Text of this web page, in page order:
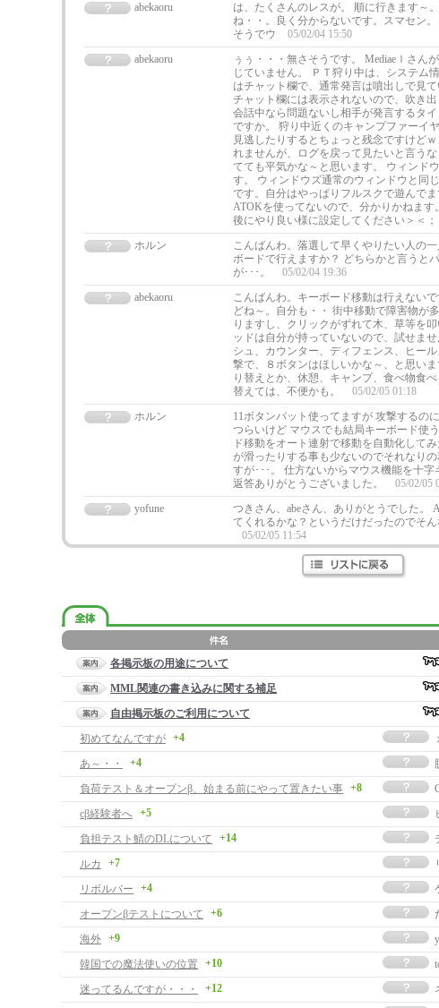
abekaoru
は、たくさんのレスが。 順に行きます～
ね・・。良く分からないです。スマセン
そうでウ
05/02/04 15:50
abekaoru
ぅぅ・・・無さそうです。 Mediaeｌさん
じていません。 ＰＴ狩り中は、システム
はチャット欄で、通常発言は噴出しで見
チャット欄には表示されないので、吹き
会話中なら問題ないし相手が発言するタ
ですか。 狩り中近くのキャンプファーイ
見逃したりするとちょっと残念ですけど
れませんが、ログを戻って見たいと言う
てても平気かな～と思います。 ウィンド
す。 ウィンドウズ通常のウィンドウと同
です。自分はやっぱりフルスクで遊んで
ATOKを使ってないので、分かりかねま
後にやり良い様に設定してください＞＜；
ホルン
こんばんわ。落選して早くやりたい人の
ボードで行えますか？ どちらかと言うと
が･･･。
05/02/04 19:36
abekaoru
こんばんわ。キーボード移動は行えない
どね～。自分も・・ 街中移動で障害物が
りますし、クリックがずれて木、草等を
ッドは自分が持っていないので、試せま
シュ、カウンター、ディフェンス、ヒー
撃で、８ボタンはほしいかな～、と思い
り替えとか、休憩、キャンプ、食べ物食
替えては、不便かも。
05/02/05 01:18
ホルン
11ボタンパット使ってますが 攻撃するの
つらいけど マウスでも結局キーボード使
ド移動をオート連射で移動を自動化して
が滑ったりする事も少ないのでそれなり
すが･･･。 仕方ないからマウス機能を十
返答ありがとうございました。
05/02/05
yofune
つきさん、abeさん、ありがとうでした。
てくれるかな？というだけだったのでそん
05/02/05 11:54
各掲示板の用途について
MML関連の書き込みに関する補足
自由掲示板のご利用について
初めてなんですが +4
あ～・・
+4
負荷テスト＆オープンβ、始まる前にやって置きたい事 +8
cβ経験者へ +5
負担テスト鯖のDLについて
+14
ルカ
+7
リボルバー
+4
オープンβテストについて
+6
海外 +9
韓国での魔法使いの位置
+10
迷ってるんですが・・・
+12